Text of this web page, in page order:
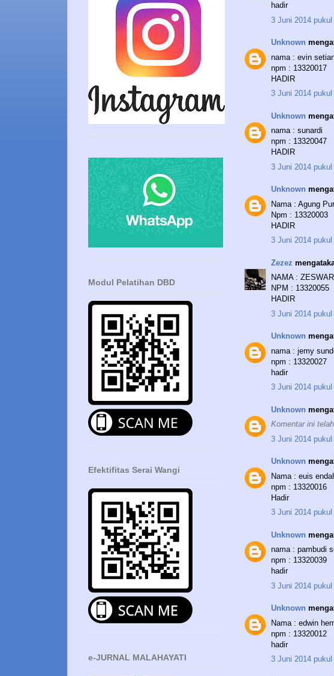
hadir
3 Juni 2014 pukul
Unknown
nama : evin
npm : 13320017
HADIR
3 Juni 2014 pukul
Unknown
nama : sunardi
npm : 13320047
HADIR
3 Juni 2014 pukul
Unknown
Nama : Agung
Npm : 13320003
HADIR
3 Juni 2014 pukul
Zezez
NAMA :
NPM : 13320055
HADIR
3 Juni 2014 pukul
Unknown
nama : jemy
npm : 13320027
hadir
3 Juni 2014 pukul
Unknown
Komentar ini
3 Juni 2014 pukul
Unknown
Nama : euis
npm : 13320016
Hadir
3 Juni 2014 pukul
Unknown
nama : pambudi
npm : 13320039
hadir
3 Juni 2014 pukul
Unknown
Nama : edwin
npm : 13320012
hadir
3 Juni 2014 pukul
Modul Pelatihan DBD
Efektifitas Serai Wangi
e-JURNAL MALAHAYATI